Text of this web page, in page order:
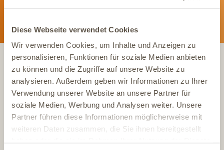
Diese Webseite verwendet Cookies
Wir verwenden Cookies, um Inhalte und Anzeigen zu
personalisieren, Funktionen für soziale Medien anbieten
zu können und die Zugriffe auf unsere Website zu
analysieren. Außerdem geben wir Informationen zu Ihrer
Verwendung unserer Website an unsere Partner für
soziale Medien, Werbung und Analysen weiter. Unsere
Partner führen diese Informationen möglicherweise mit
weiteren Daten zusammen, die Sie ihnen bereitgestellt
KONTAKT
Tel.:+49 (0)6504 7433510
Aus dem deutschen Festnetz, Mo-Fr, 7-17 Uhr